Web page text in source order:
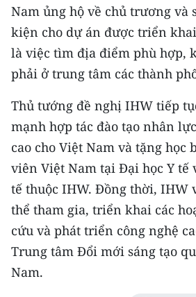
Nam ủng hộ về chủ trương và
kiện cho dự án được triển
là việc tìm địa điểm phù hợp,
phải ở trung tâm các thành
Thủ tướng đề nghị IHW tiếp
mạnh hợp tác đào tạo nhân
cao cho Việt Nam và tặng học
viên Việt Nam tại Đại học Y tế
tế thuộc IHW. Đồng thời, IHW
thể tham gia, triển khai các
cứu và phát triển công nghệ
Trung tâm Đổi mới sáng tạo
Nam.